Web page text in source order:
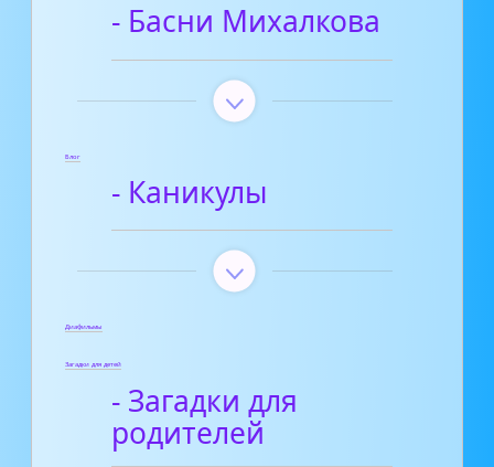
- Басни Михалкова
Блог
- Каникулы
Диафильмы
Загадки для детей
- Загадки для
родителей